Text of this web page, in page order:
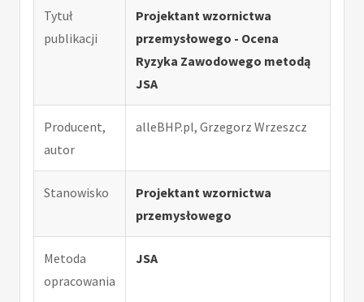
Tytuł
publikacji
Projektant wzornictwa
przemysłowego - Ocena
Ryzyka Zawodowego metodą
JSA
Producent,
autor
alleBHP.pl, Grzegorz Wrzeszcz
Stanowisko
Projektant wzornictwa
przemysłowego
Metoda
opracowania
JSA